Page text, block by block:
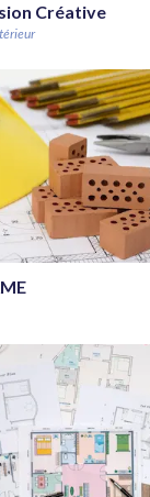
Créative